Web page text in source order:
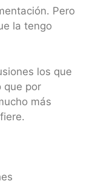
Pero
la tengo
los que
que por
más